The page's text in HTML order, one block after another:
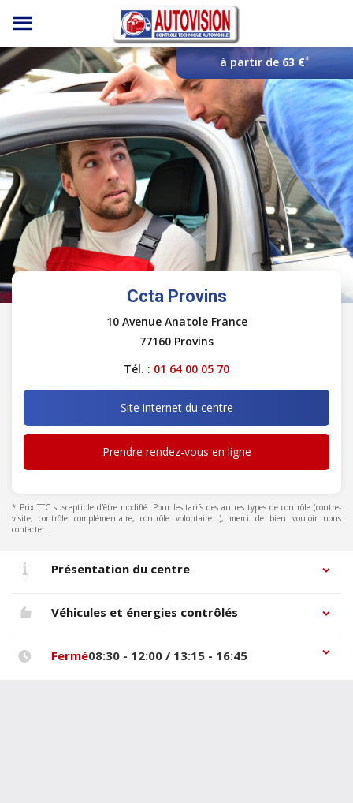
Panneau de gestion des cookies
à partir de 63 €*
Ccta Provins
10 Avenue Anatole France
77160 Provins
Tél. : 01 64 00 05 70
Site internet du centre
Prendre rendez-vous en ligne
* Prix TTC susceptible d'être modifié. Pour les tarifs des autres types de contrôle (contre-
visite, contrôle complémentaire, contrôle volontaire...), merci de bien vouloir nous
contacter.
Présentation du centre
Véhicules et énergies contrôlés
Fermé08:30 - 12:00 / 13:15 - 16:45